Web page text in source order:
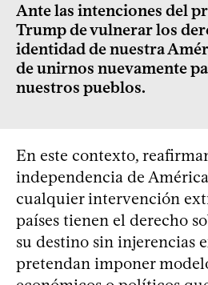
Ante las intenciones del
Trump de vulnerar los
identidad de nuestra
de unirnos nuevamente
nuestros pueblos.
En este contexto,
independencia de
cualquier intervención
países tienen el derecho
su destino sin injerencias
pretendan imponer